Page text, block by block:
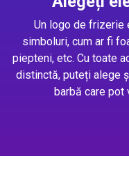
Un logo de frizerie
simboluri, cum ar fi
piepteni, etc. Cu toate
distinctă, puteți alege
barbă care pot